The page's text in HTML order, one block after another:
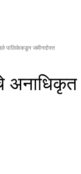
पालिकेकडून जमीनदोस्त